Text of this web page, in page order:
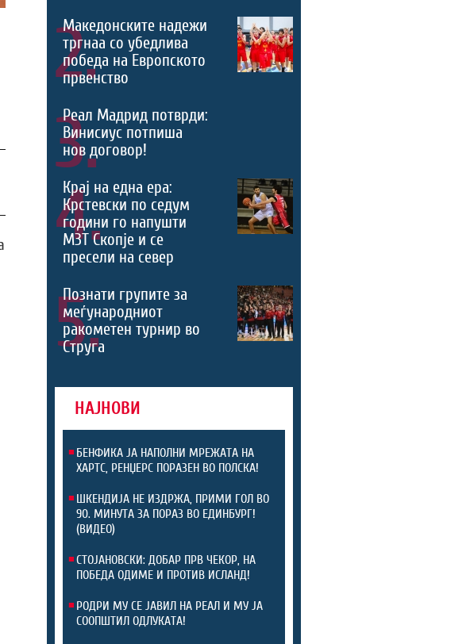
2.
Македонските надежи
тргнаа со убедлива
победа на Европското
првенство
3.
Реал Мадрид потврди:
Винисиус потпиша
нов договор!
4.
Крај на една ера:
Крстевски по седум
години го напушти
МЗТ Скопје и се
пресели на север
5.
Познати групите за
меѓународниот
ракометен турнир во
Струга
НАЈНОВИ
БЕНФИКА ЈА НАПОЛНИ МРЕЖАТА НА
ХАРТС, РЕНЏЕРС ПОРАЗЕН ВО ПОЛСКА!
ШКЕНДИЈА НЕ ИЗДРЖА, ПРИМИ ГОЛ ВО
90. МИНУТА ЗА ПОРАЗ ВО ЕДИНБУРГ!
(ВИДЕО)
СТОЈАНОВСКИ: ДОБАР ПРВ ЧЕКОР, НА
ПОБЕДА ОДИМЕ И ПРОТИВ ИСЛАНД!
РОДРИ МУ СЕ ЈАВИЛ НА РЕАЛ И МУ ЈА
СООПШТИЛ ОДЛУКАТА!